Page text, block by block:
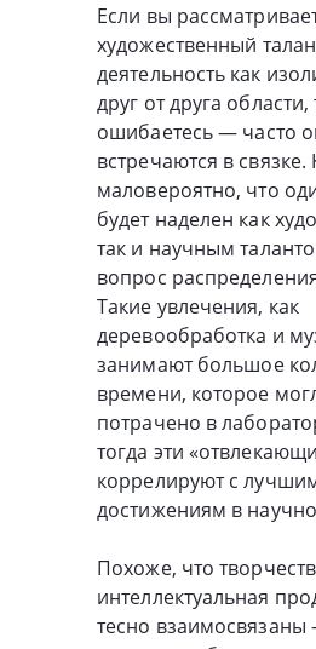
Если вы
художественный
деятельность как
друг от друга
ошибаетесь — часто
встречаются в
маловероятно, что
будет наделен как
так и научным
вопрос
Такие увлечения, как
деревообработка и
занимают большое
времени, которое
потрачено в
тогда эти
коррелируют с
достижениям в
Похоже, что
интеллектуальная
тесно